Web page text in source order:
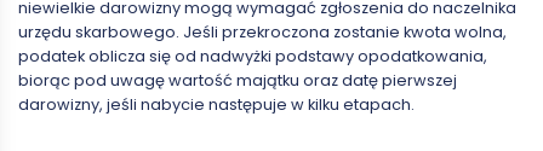
niewielkie darowizny mogą wymagać zgłoszenia do naczelnika
urzędu skarbowego. Jeśli przekroczona zostanie kwota wolna,
podatek oblicza się od nadwyżki podstawy opodatkowania,
biorąc pod uwagę wartość majątku oraz datę pierwszej
darowizny, jeśli nabycie następuje w kilku etapach.